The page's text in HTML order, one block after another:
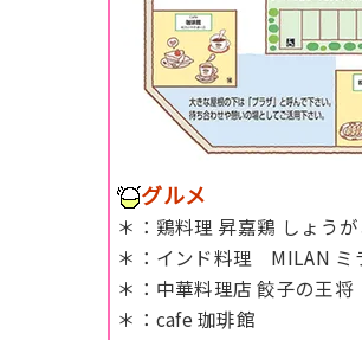
グルメ
＊：鶏料理 昇嘉鶏 しょうが
＊：インド料理 MILAN ミ
＊：中華料理店 餃子の王将
＊：cafe 珈琲館